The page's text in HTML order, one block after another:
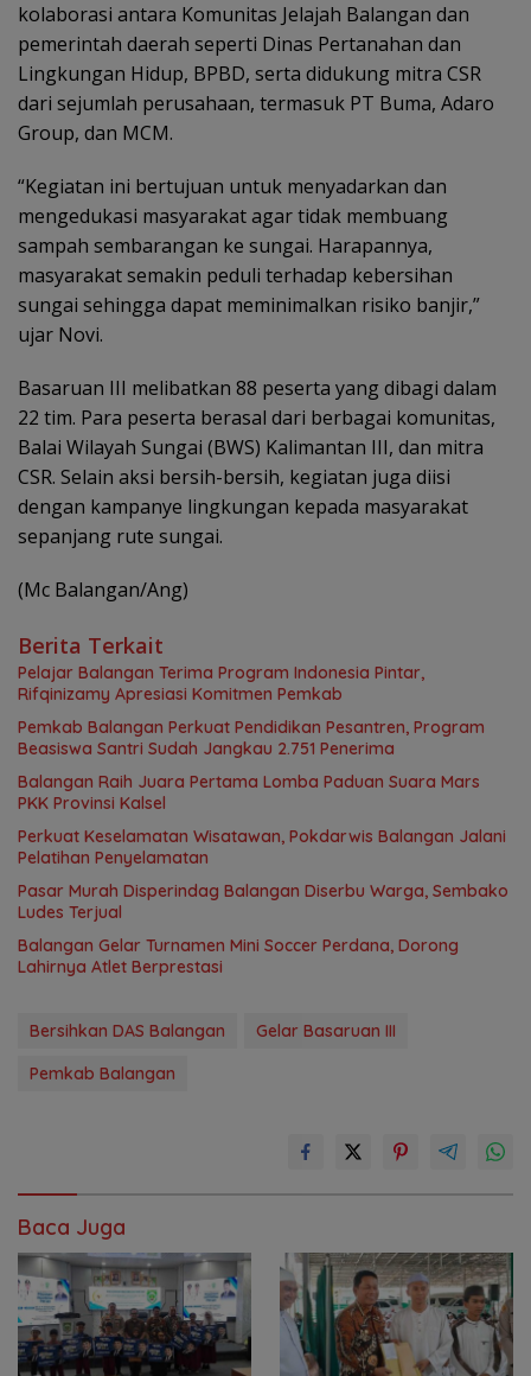
kolaborasi antara Komunitas Jelajah Balangan dan
pemerintah daerah seperti Dinas Pertanahan dan
Lingkungan Hidup, BPBD, serta didukung mitra CSR
dari sejumlah perusahaan, termasuk PT Buma, Adaro
Group, dan MCM.
“Kegiatan ini bertujuan untuk menyadarkan dan
mengedukasi masyarakat agar tidak membuang
sampah sembarangan ke sungai. Harapannya,
masyarakat semakin peduli terhadap kebersihan
sungai sehingga dapat meminimalkan risiko banjir,”
ujar Novi.
Basaruan III melibatkan 88 peserta yang dibagi dalam
22 tim. Para peserta berasal dari berbagai komunitas,
Balai Wilayah Sungai (BWS) Kalimantan III, dan mitra
CSR. Selain aksi bersih-bersih, kegiatan juga diisi
dengan kampanye lingkungan kepada masyarakat
sepanjang rute sungai.
(Mc Balangan/Ang)
Berita Terkait
Pelajar Balangan Terima Program Indonesia Pintar,
Rifqinizamy Apresiasi Komitmen Pemkab
Pemkab Balangan Perkuat Pendidikan Pesantren, Program
Beasiswa Santri Sudah Jangkau 2.751 Penerima
Balangan Raih Juara Pertama Lomba Paduan Suara Mars
PKK Provinsi Kalsel
Perkuat Keselamatan Wisatawan, Pokdarwis Balangan Jalani
Pelatihan Penyelamatan
Pasar Murah Disperindag Balangan Diserbu Warga, Sembako
Ludes Terjual
Balangan Gelar Turnamen Mini Soccer Perdana, Dorong
Lahirnya Atlet Berprestasi
Bersihkan DAS Balangan
Gelar Basaruan III
Pemkab Balangan
Baca Juga